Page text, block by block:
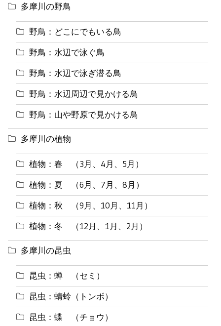
多摩川の野鳥
野鳥：どこにでもいる鳥
野鳥：水辺で泳ぐ鳥
野鳥：水辺で泳ぎ潜る鳥
野鳥：水辺周辺で見かける鳥
野鳥：山や野原で見かける鳥
多摩川の植物
植物：春 （3月、4月、5月）
植物：夏 （6月、7月、8月）
植物：秋 （9月、10月、11月）
植物：冬 （12月、1月、2月）
多摩川の昆虫
昆虫：蝉 （セミ）
昆虫：蜻蛉（トンボ）
昆虫：蝶 （チョウ）